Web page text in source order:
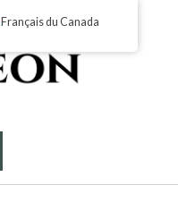
Français du Canada